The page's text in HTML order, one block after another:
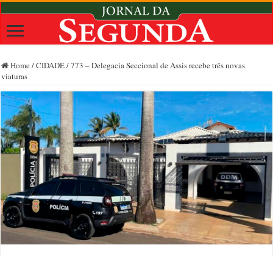
Home /CIDADE/773 – Delegacia Seccional de Assis recebe três novas
viaturas